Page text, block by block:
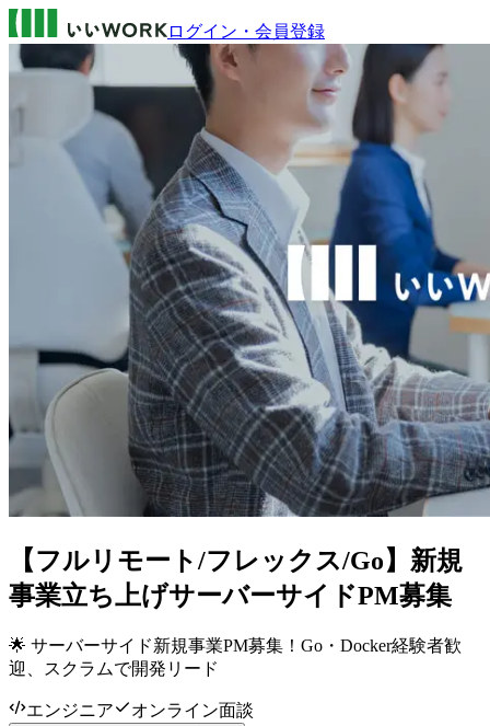
ログイン・会員登録
【フルリモート/フレックス/Go】新規
事業立ち上げサーバーサイドPM募集
🌟 サーバーサイド新規事業PM募集！Go・Docker経験者歓
迎、スクラムで開発リード
エンジニア オンライン面談